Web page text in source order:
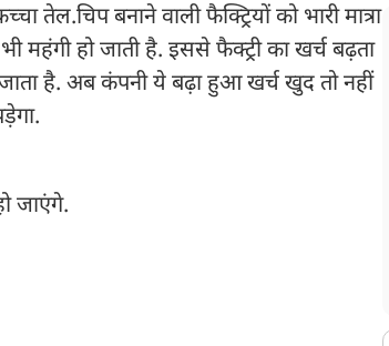
बनाने वाली फैक्ट्रियों को भारी मात्रा
महंगी हो जाती है. इससे फैक्ट्री का खर्च बढ़ता
है. अब कंपनी ये बढ़ा हुआ खर्च खुद तो नहीं
जाएंगे.